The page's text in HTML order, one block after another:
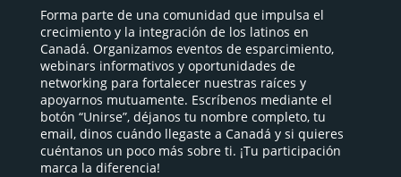
Forma parte de una comunidad que impulsa el
crecimiento y la integración de los latinos en
Canadá. Organizamos eventos de esparcimiento,
webinars informativos y oportunidades de
networking para fortalecer nuestras raíces y
apoyarnos mutuamente. Escríbenos mediante el
botón “Unirse”, déjanos tu nombre completo, tu
email, dinos cuándo llegaste a Canadá y si quieres
cuéntanos un poco más sobre ti. ¡Tu participación
marca la diferencia!